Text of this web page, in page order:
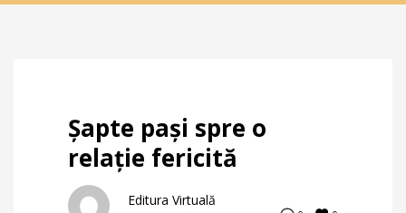
Şapte paşi spre o
relaţie fericită
Editura Virtuală